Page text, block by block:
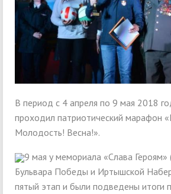
В период с 4 апреля по 9 мая 2018
проходил патриотический марафон
Молодость! Весна!».
9 мая у мемориала «Слава Героям»
Бульвара Победы и Иртышской
пятый этап и были подведены итоги